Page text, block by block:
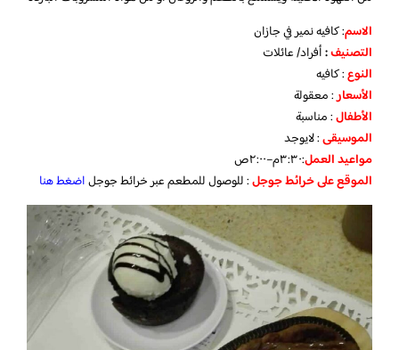
الاسم: كافيه نمير في جازان
التصنيف:أفراد/ عائلات
النوع: كافيه
الأسعار: معقولة
الأطفال: مناسبة
الموسيقى: لايوجد
مواعيدالعمل:٣:٣٠م–٢:٠٠ص
الموقععلىخرائطجوجل: للوصول للمطعم عبر خرائط جوجلاضغط هنا